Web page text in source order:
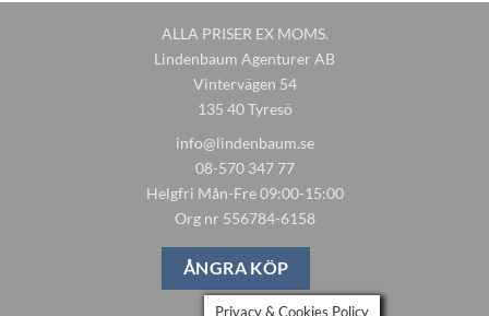
ALLA PRISER EX MOMS.
Lindenbaum Agenturer AB
Vintervägen 54
135 40 Tyresö
info@lindenbaum.se
08-570 347 77
Helgfri Mån-Fre 09:00-15:00
Org nr 556784-6158
ÅNGRA KÖP
Privacy & Cookies Policy